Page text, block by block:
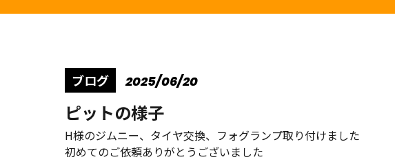
ブログ 2025/06/20
ピットの様子
H様のジムニー、タイヤ交換、フォグランプ取り付けました
初めてのご依頼ありがとうございました